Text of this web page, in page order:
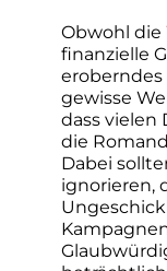
Obwohl die
finanzielle
eroberndes
gewisse
dass vielen
die
Dabei
ignorieren,